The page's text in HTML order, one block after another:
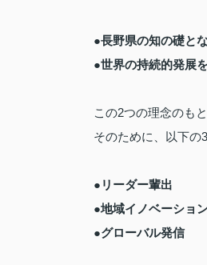
●長野県の知の礎と
●世界の持続的発展
この2つの理念のも
そのために、以下の
●リーダー輩出
●地域イノベーショ
●グローバル発信